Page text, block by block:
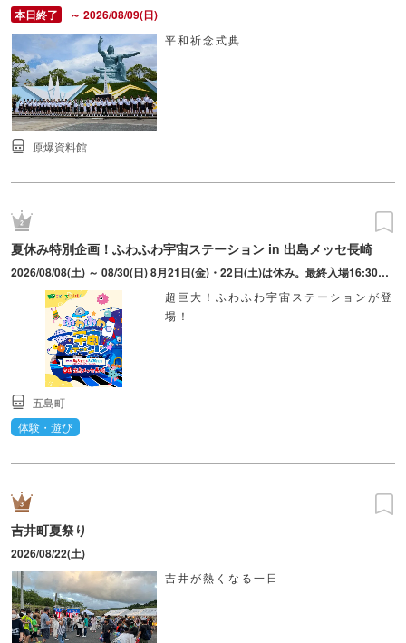
～ 2026/08/09(日)
平和祈念式典
原爆資料館
夏休み特別企画！ふわふわ宇宙ステーション in 出島メッセ長崎
2026/08/08(土) ～ 08/30(日) 8月21日(金)・22日(土)は休み。最終入場16:30。午前の部 9:30～12:30/午後の部 13:30～17:00。12:30～13:30は休憩時間（遊具点検）とし、遊具の利用は不可。
超巨大！ふわふわ宇宙ステーションが登
場！
五島町
体験・遊び
吉井町夏祭り
2026/08/22(土)
吉井が熱くなる一日